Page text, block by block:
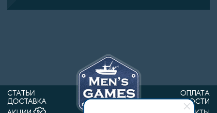
СТАТЬИ
ОПЛАТА
ДОСТАВКА
НОВОСТИ